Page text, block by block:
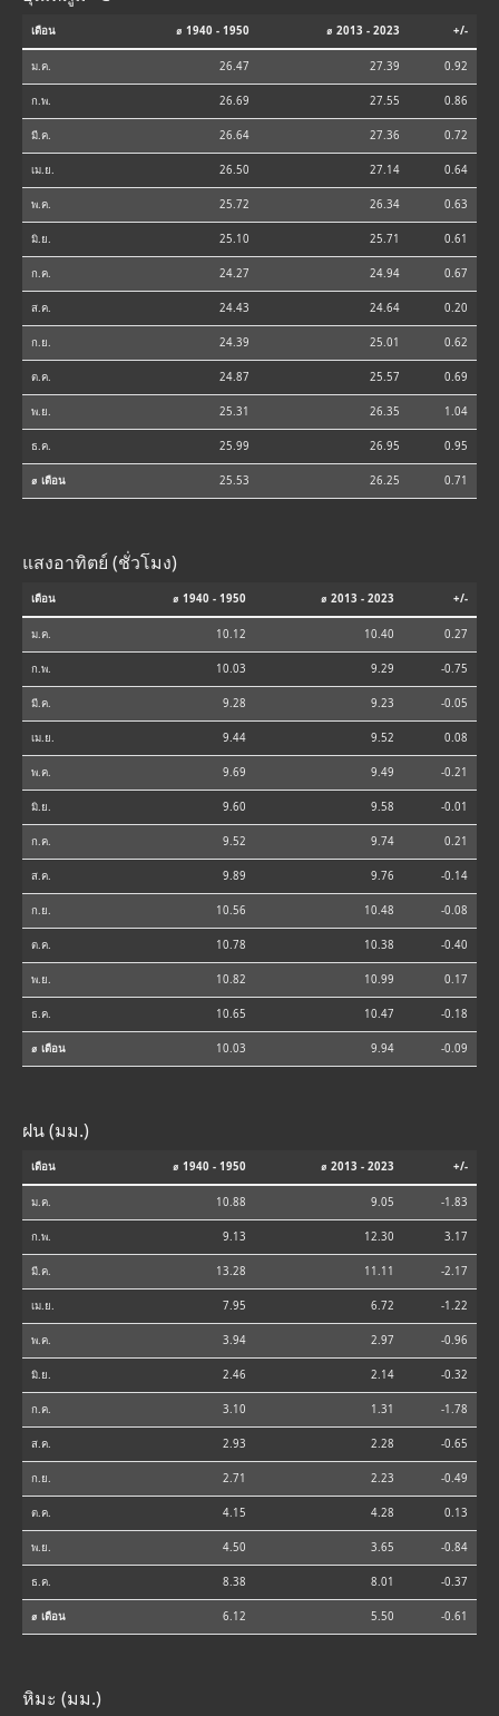
เดือน ⌀ 1940 - 1950 ⌀ 2013 - 2023 +/-
ม.ค. 26.47 27.39 0.92
ก.พ. 26.69 27.55 0.86
มี.ค. 26.64 27.36 0.72
เม.ย. 26.50 27.14 0.64
พ.ค. 25.72 26.34 0.63
มิ.ย. 25.10 25.71 0.61
ก.ค. 24.27 24.94 0.67
ส.ค. 24.43 24.64 0.20
ก.ย. 24.39 25.01 0.62
ต.ค. 24.87 25.57 0.69
พ.ย. 25.31 26.35 1.04
ธ.ค. 25.99 26.95 0.95
⌀ เดือน 25.53 26.25 0.71
แสงอาทิตย์ (ชั่วโมง)
เดือน ⌀ 1940 - 1950 ⌀ 2013 - 2023 +/-
ม.ค. 10.12 10.40 0.27
ก.พ. 10.03 9.29 -0.75
มี.ค. 9.28 9.23 -0.05
เม.ย. 9.44 9.52 0.08
พ.ค. 9.69 9.49 -0.21
มิ.ย. 9.60 9.58 -0.01
ก.ค. 9.52 9.74 0.21
ส.ค. 9.89 9.76 -0.14
ก.ย. 10.56 10.48 -0.08
ต.ค. 10.78 10.38 -0.40
พ.ย. 10.82 10.99 0.17
ธ.ค. 10.65 10.47 -0.18
⌀ เดือน 10.03 9.94 -0.09
ฝน (มม.)
เดือน ⌀ 1940 - 1950 ⌀ 2013 - 2023 +/-
ม.ค. 10.88 9.05 -1.83
ก.พ. 9.13 12.30 3.17
มี.ค. 13.28 11.11 -2.17
เม.ย. 7.95 6.72 -1.22
พ.ค. 3.94 2.97 -0.96
มิ.ย. 2.46 2.14 -0.32
ก.ค. 3.10 1.31 -1.78
ส.ค. 2.93 2.28 -0.65
ก.ย. 2.71 2.23 -0.49
ต.ค. 4.15 4.28 0.13
พ.ย. 4.50 3.65 -0.84
ธ.ค. 8.38 8.01 -0.37
⌀ เดือน 6.12 5.50 -0.61
หิมะ (มม.)